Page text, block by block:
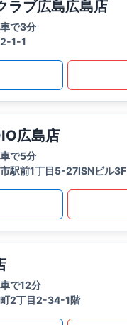
ラブ広島広島店
で3分
1-1
広島店
で5分
駅前1丁目5-27ISNビル3F
で12分
町2丁目2-34-1階